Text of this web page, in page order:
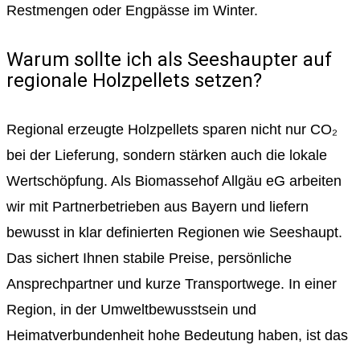
Restmengen oder Engpässe im Winter.
Warum sollte ich als Seeshaupter auf
regionale Holzpellets setzen?
Regional erzeugte Holzpellets sparen nicht nur CO₂
bei der Lieferung, sondern stärken auch die lokale
Wertschöpfung. Als Biomassehof Allgäu eG arbeiten
wir mit Partnerbetrieben aus Bayern und liefern
bewusst in klar definierten Regionen wie Seeshaupt.
Das sichert Ihnen stabile Preise, persönliche
Ansprechpartner und kurze Transportwege. In einer
Region, in der Umweltbewusstsein und
Heimatverbundenheit hohe Bedeutung haben, ist das